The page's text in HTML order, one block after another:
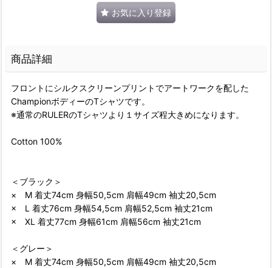
お気に入り登録
商品詳細
フロントにシルクスクリーンプリントでアートワークを配した
ChampionボディーのTシャツです。
※通常のRULERのTシャツより１サイズ程大きめになります。
Cotton 100%
＜ブラック＞
× M 着丈74cm 身幅50,5cm 肩幅49cm 袖丈20,5cm
× L 着丈76cm 身幅54,5cm 肩幅52,5cm 袖丈21cm
× XL 着丈77cm 身幅61cm 肩幅56cm 袖丈21cm
＜グレー＞
× M 着丈74cm 身幅50,5cm 肩幅49cm 袖丈20,5cm